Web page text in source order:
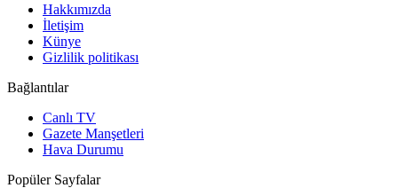
Hakkımızda
İletişim
Künye
Gizlilik politikası
Bağlantılar
Canlı TV
Gazete Manşetleri
Hava Durumu
Popüler Sayfalar